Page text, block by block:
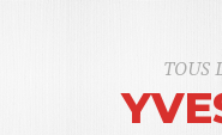
TOUS